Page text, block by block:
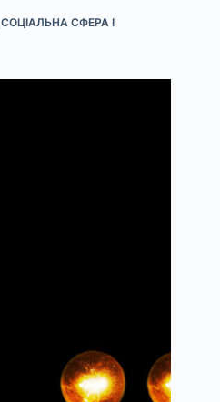
СОЦІАЛЬНА СФЕРА І